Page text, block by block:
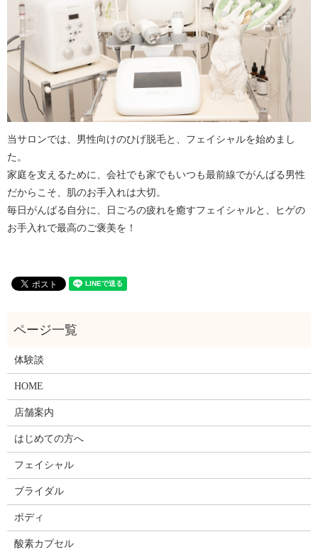
当サロンでは、男性向けのひげ脱毛と、フェイシャルを始めまし
た。
家庭を支えるために、会社でも家でもいつも最前線でがんばる男性
だからこそ、肌のお手入れは大切。
毎日がんばる自分に、日ごろの疲れを癒すフェイシャルと、ヒゲの
お手入れで最高のご褒美を！
体験談
HOME
店舗案内
はじめての方へ
フェイシャル
ブライダル
ボディ
酸素カプセル